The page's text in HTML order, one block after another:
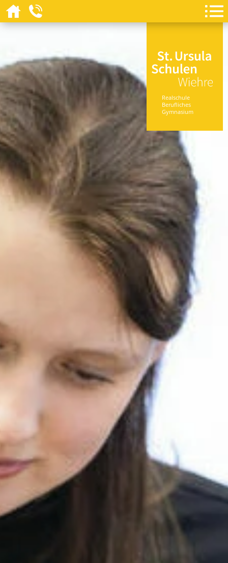
Realschule
Berufliches
Gymnasium